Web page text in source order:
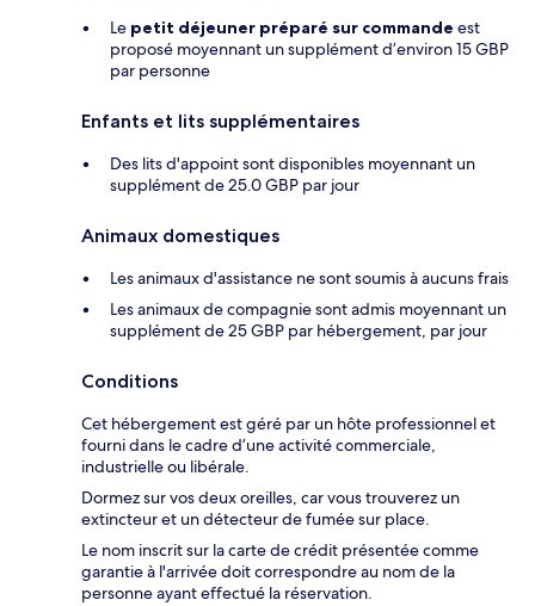
Le petit déjeuner préparé sur commande est
proposé moyennant un supplément d’environ 15 GBP
par personne
Enfants et lits supplémentaires
Des lits d'appoint sont disponibles moyennant un
supplément de 25.0 GBP par jour
Animaux domestiques
Les animaux d'assistance ne sont soumis à aucuns frais
Les animaux de compagnie sont admis moyennant un
supplément de 25 GBP par hébergement, par jour
Conditions
Cet hébergement est géré par un hôte professionnel et
fourni dans le cadre d’une activité commerciale,
industrielle ou libérale.
Dormez sur vos deux oreilles, car vous trouverez un
extincteur et un détecteur de fumée sur place.
Le nom inscrit sur la carte de crédit présentée comme
garantie à l'arrivée doit correspondre au nom de la
personne ayant effectué la réservation.